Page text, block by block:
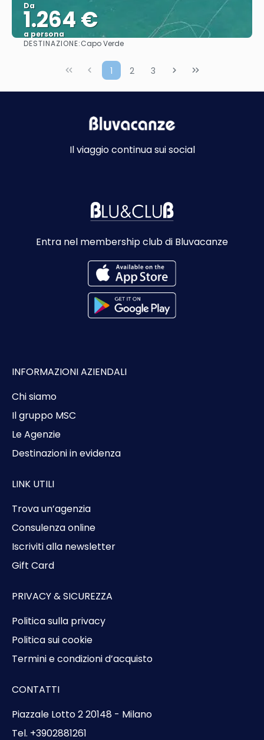
Da
1.264 €
a persona
Vedere
DESTINAZIONE:Capo Verde
1 2 3
Il viaggio continua sui social
Entra nel membership club di Bluvacanze
INFORMAZIONI AZIENDALI
Chi siamo
Il gruppo MSC
Le Agenzie
Destinazioni in evidenza
LINK UTILI
Trova un’agenzia
Consulenza online
Iscriviti alla newsletter
Gift Card
PRIVACY & SICUREZZA
Politica sulla privacy
Politica sui cookie
Termini e condizioni d’acquisto
CONTATTI
Piazzale Lotto 2 20148 - Milano
Tel. +3902881261